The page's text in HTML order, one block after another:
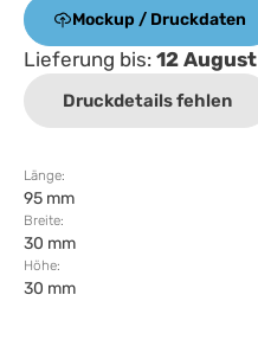
Mockup / Druckdaten
Lieferung bis: 12 August
Druckdetails fehlen
Länge:
95 mm
Breite:
30 mm
Höhe:
30 mm